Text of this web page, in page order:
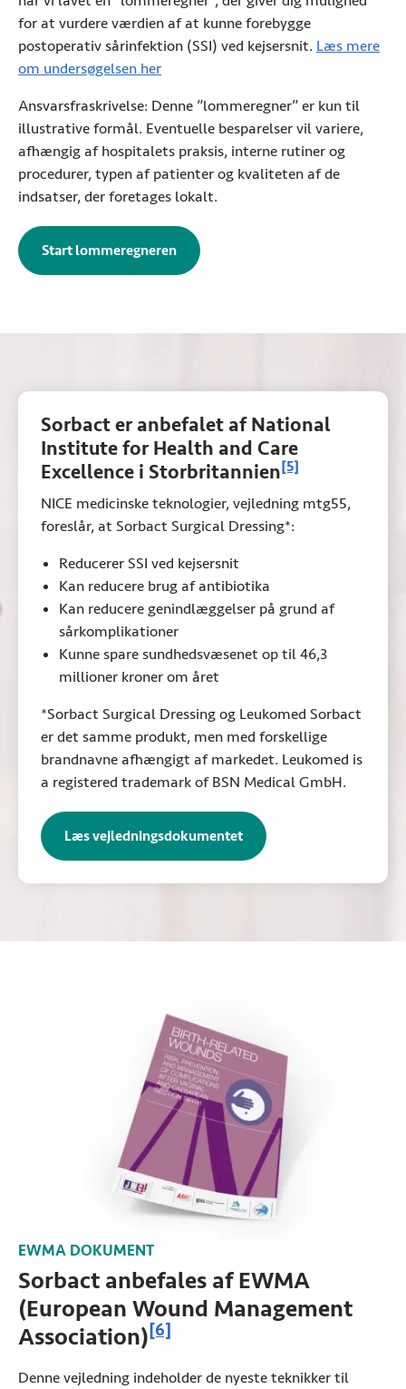
for at vurdere værdien af at kunne forebygge
postoperativ sårinfektion (SSI) ved kejsersnit. Læs mere
om undersøgelsen her
Ansvarsfraskrivelse: Denne ”lommeregner” er kun til
illustrative formål. Eventuelle besparelser vil variere,
afhængig af hospitalets praksis, interne rutiner og
procedurer, typen af patienter og kvaliteten af de
indsatser, der foretages lokalt.
Start lommeregneren
Sorbact er anbefalet afNational
Institute for Health and Care
Excellencei Storbritannien[5]
NICE medicinske teknologier, vejledning mtg55,
foreslår, at Sorbact Surgical Dressing*:
Reducerer SSI ved kejsersnit
Kan reducere brug af antibiotika
Kan reducere genindlæggelser på grund af
sårkomplikationer
Kunne spare sundhedsvæsenet op til 46,3
millioner kroner om året
*Sorbact Surgical Dressing og Leukomed Sorbact
er det samme produkt, men med forskellige
brandnavne afhængigt af markedet. Leukomed is
a registered trademark of BSN Medical GmbH.
Læs vejledningsdokumentet(Åbner i ny fane)
EWMA DOKUMENT
Sorbact anbefales afEWMA
(European Wound Management
Association)[6]
Se referenceoplysninger
Denne vejledning indeholder de nyeste teknikker til